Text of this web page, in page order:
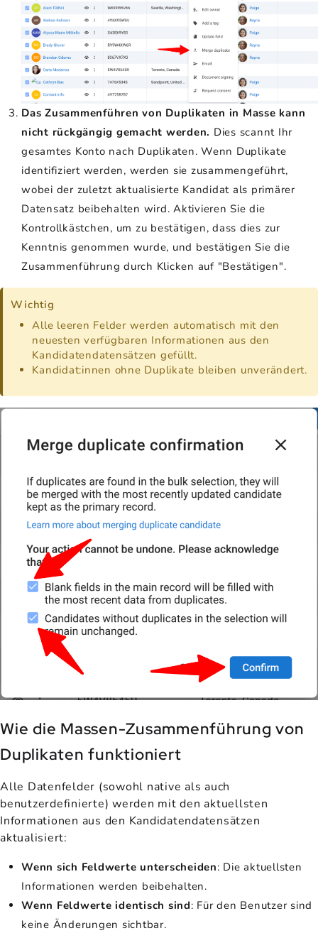
Das Zusammenführen von Duplikaten in Masse kann
nicht rückgängig gemacht werden. Dies scannt Ihr
gesamtes Konto nach Duplikaten. Wenn Duplikate
identifiziert werden, werden sie zusammengeführt,
wobei der zuletzt aktualisierte Kandidat als primärer
Datensatz beibehalten wird. Aktivieren Sie die
Kontrollkästchen, um zu bestätigen, dass dies zur
Kenntnis genommen wurde, und bestätigen Sie die
Zusammenführung durch Klicken auf "Bestätigen".
Wichtig
Alle leeren Felder werden automatisch mit den
neuesten verfügbaren Informationen aus den
Kandidatendatensätzen gefüllt.
Kandidat:innen ohne Duplikate bleiben unverändert.
Wie die Massen-Zusammenführung von
Duplikaten funktioniert
Alle Datenfelder (sowohl native als auch
benutzerdefinierte) werden mit den aktuellsten
Informationen aus den Kandidatendatensätzen
aktualisiert:
Wenn sich Feldwerte unterscheiden: Die aktuellsten
Informationen werden beibehalten.
Wenn Feldwerte identisch sind: Für den Benutzer sind
keine Änderungen sichtbar.